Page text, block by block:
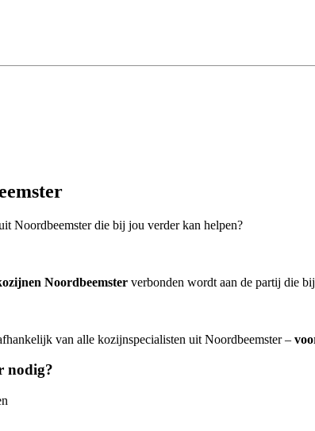
Noordbeemster die bij jou verder kan helpen?
Noordbeemster verbonden wordt aan de partij die
van alle kozijnspecialisten uit Noordbeemster –
nodig?